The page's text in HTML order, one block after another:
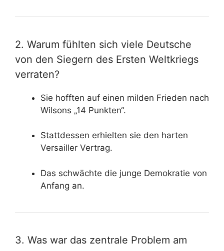
2. Warum fühlten sich viele Deutsche
von den Siegern des Ersten Weltkriegs
verraten?
Sie hofften auf einen milden Frieden nach
Wilsons „14 Punkten“.
Stattdessen erhielten sie den harten
Versailler Vertrag.
Das schwächte die junge Demokratie von
Anfang an.
3. Was war das zentrale Problem am